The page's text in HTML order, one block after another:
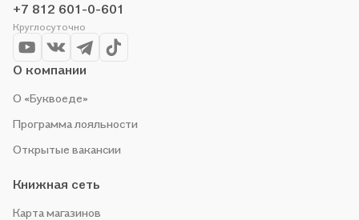
чтобы не упустить выгоду!
+7 812 601-0-601
Круглосуточно
О компании
О «Буквоеде»
Программа лояльности
Открытые вакансии
Книжная сеть
Карта магазинов